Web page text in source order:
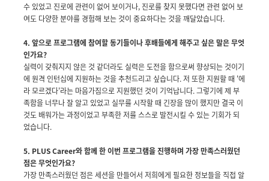
수 있었고 진로에 관련이 없어 보이거나, 진로를 찾지 못했다면 관련 없어 보
여도 다양한 분야를 경험해 보는 것이 중요하다는 것을 깨달았습니다.
4. 앞으로 프로그램에 참여할 동기들이나 후배들에게 해주고 싶은 말은 무엇
인가요?
실력이 갖춰지지 않은 것 같더라도 실력은 도전을 함으로써 향상되는 것이기
에 원격 인턴십에 지원하는 것을 추천드리고 싶습니다. 저 또한 지원할 때 '에
라 모르겠다'라는 마음가짐으로 지원했던 것이 기억납니다. 그렇기에 제 부
족함을 너무나 잘 알고 있었고 실무를 시작할 때 긴장을 많이 했지만 결국 이
것도 배워가는 과정이었고 부족한 저를 스스로 발전시킬 수 있는 기회가 되
었습니다.
5. PLUS Career와 함께 한 이번 프로그램을 진행하며 가장 만족스러웠던
점은 무엇인가요?
가장 만족스러웠던 점은 세션을 만들어서 저희에게 필요한 정보들을 직접 알